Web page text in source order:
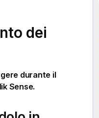
dei
durante il
Sense.